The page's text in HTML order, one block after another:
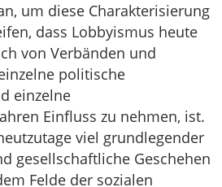
um diese Charakterisierung
dass Lobbyismus heute
von Verbänden und
politische
einzelne
Einfluss zu nehmen, ist.
viel grundlegender
gesellschaftliche Geschehen
Felde der sozialen